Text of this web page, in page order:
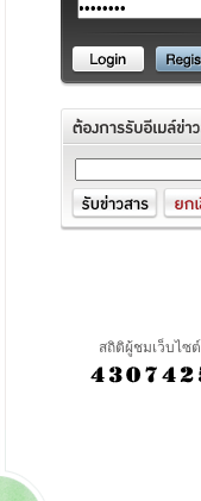
สถิติผู้ชมเว็บไซต์